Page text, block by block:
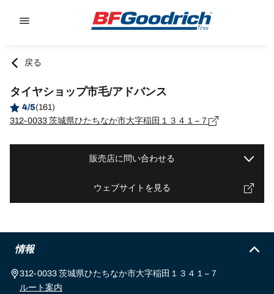
戻る
タイヤショップ市毛/アドバンス
4/5(161)
312-0033 茨城県ひたちなか市大字稲田１３４１−７
販売店に問い合わせる
ウェブサイトを見る
情報
312-0033 茨城県ひたちなか市大字稲田１３４１−７
ルート案内